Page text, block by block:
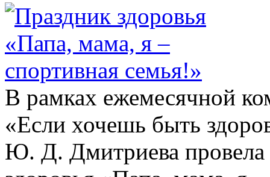
В рамках ежемесячной
«Если хочешь быть
Ю. Д. Дмитриева провела